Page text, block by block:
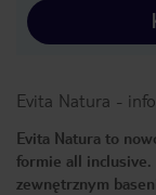
Evita Natura -
Evita Natura to
formie all inclusive.
zewnętrznym